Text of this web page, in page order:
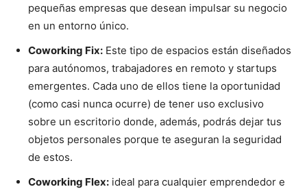
pequeñas empresas que desean impulsar su negocio
en un entorno único.
Coworking Fix: Este tipo de espacios están diseñados
para autónomos, trabajadores en remoto y startups
emergentes. Cada uno de ellos tiene la oportunidad
(como casi nunca ocurre) de tener uso exclusivo
sobre un escritorio donde, además, podrás dejar tus
objetos personales porque te aseguran la seguridad
de estos.
Coworking Flex: ideal para cualquier emprendedor e